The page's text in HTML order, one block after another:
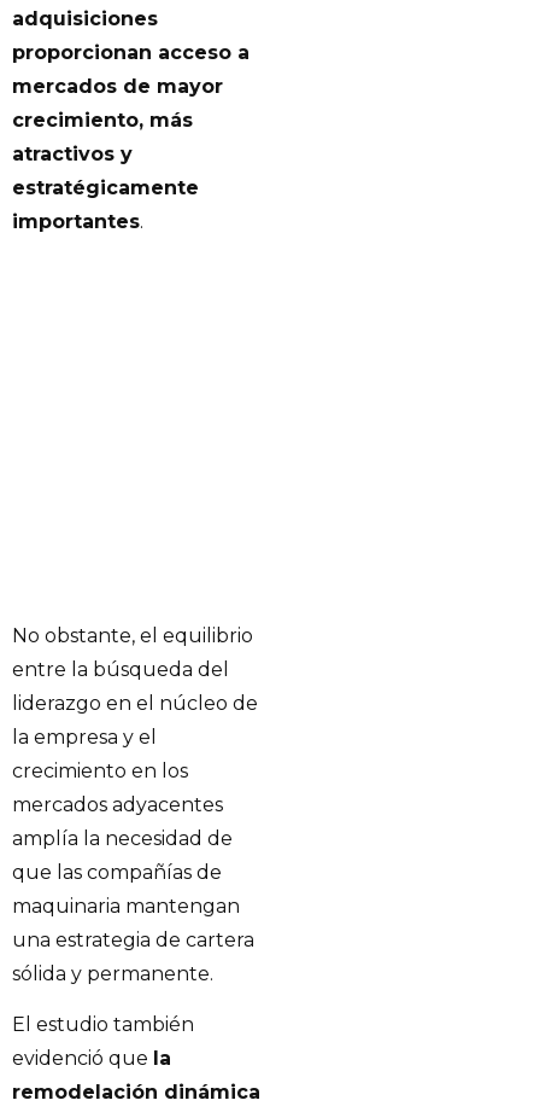
adquisiciones
proporcionan acceso a
mercados de mayor
crecimiento, más
atractivos y
estratégicamente
importantes.
No obstante, el equilibrio
entre la búsqueda del
liderazgo en el núcleo de
la empresa y el
crecimiento en los
mercados adyacentes
amplía la necesidad de
que las compañías de
maquinaria mantengan
una estrategia de cartera
sólida y permanente.
El estudio también
evidenció que la
remodelación dinámica